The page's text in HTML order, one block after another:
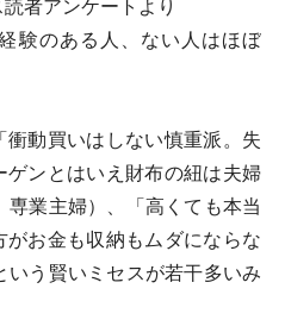
験のある人、ない人はほぼ
動買いはしない慎重派。失
ンとはいえ財布の紐は夫婦
業主婦）、「高くても本当
お金も収納もムダにならな
う賢いミセスが若干多いみ